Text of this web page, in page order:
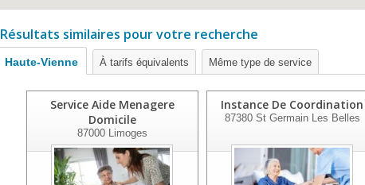
Résultats similaires pour votre recherche
Haute-Vienne À tarifs équivalents Même type de service
Service Aide Menagere
Domicile
87000Limoges
Instance De Coordination
87380St Germain Les Belles